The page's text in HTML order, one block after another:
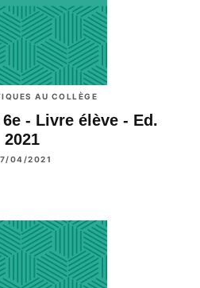
AU COLLÈGE
- Livre élève - Ed.
2021
04/2021